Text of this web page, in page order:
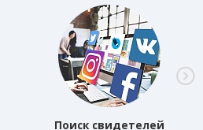
Поиск свидетелей